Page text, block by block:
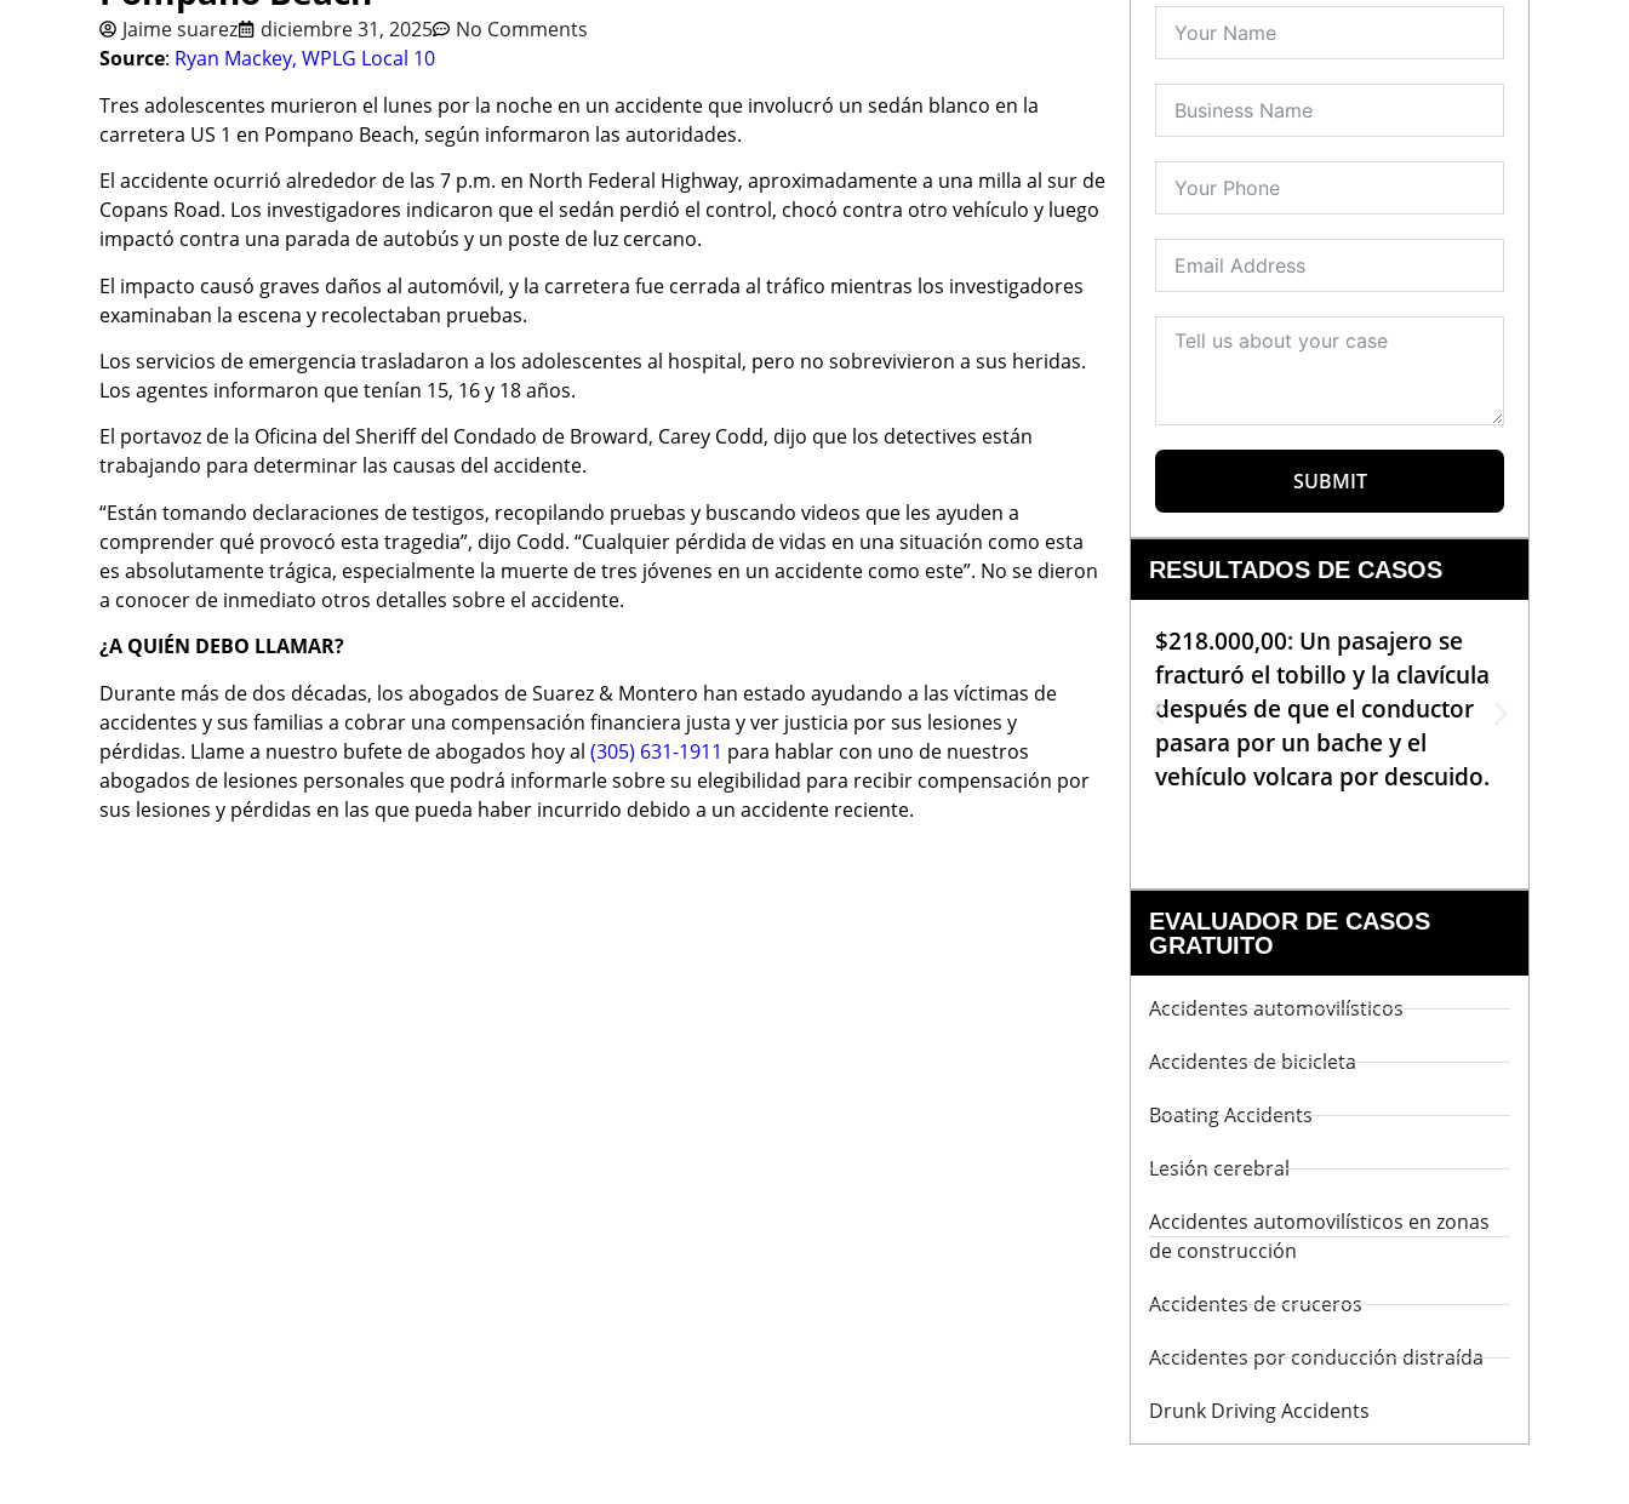
Jaime suarez diciembre 31, 2025
No Comments
Source: Ryan Mackey, WPLG Local 10
Tres adolescentes murieron el lunes por la noche en un accidente que involucró un sedán blanco en la
carretera US 1 en Pompano Beach, según informaron las autoridades.
El accidente ocurrió alrededor de las 7 p.m. en North Federal Highway, aproximadamente a una milla al sur de
Copans Road. Los investigadores indicaron que el sedán perdió el control, chocó contra otro vehículo y luego
impactó contra una parada de autobús y un poste de luz cercano.
El impacto causó graves daños al automóvil, y la carretera fue cerrada al tráfico mientras los investigadores
examinaban la escena y recolectaban pruebas.
Los servicios de emergencia trasladaron a los adolescentes al hospital, pero no sobrevivieron a sus heridas.
Los agentes informaron que tenían 15, 16 y 18 años.
El portavoz de la Oficina del Sheriff del Condado de Broward, Carey Codd, dijo que los detectives están
trabajando para determinar las causas del accidente.
“Están tomando declaraciones de testigos, recopilando pruebas y buscando videos que les ayuden a
comprender qué provocó esta tragedia”, dijo Codd. “Cualquier pérdida de vidas en una situación como esta
es absolutamente trágica, especialmente la muerte de tres jóvenes en un accidente como este”. No se dieron
a conocer de inmediato otros detalles sobre el accidente.
¿A QUIÉN DEBO LLAMAR?
Durante más de dos décadas, los abogados de Suarez & Montero han estado ayudando a las víctimas de
accidentes y sus familias a cobrar una compensación financiera justa y ver justicia por sus lesiones y
pérdidas. Llame a nuestro bufete de abogados hoy al (305) 631-1911 para hablar con uno de nuestros
abogados de lesiones personales que podrá informarle sobre su elegibilidad para recibir compensación por
sus lesiones y pérdidas en las que pueda haber incurrido debido a un accidente reciente.
SUBMIT
RESULTADOS DE CASOS
$218.000,00: Un pasajero se
fracturó el tobillo y la clavícula
después de que el conductor
pasara por un bache y el
vehículo volcara por descuido.
EVALUADOR DE CASOS
GRATUITO
Accidentes automovilísticos
Accidentes de bicicleta
Boating Accidents
Lesión cerebral
Accidentes automovilísticos en zonas
de construcción
Accidentes de cruceros
Accidentes por conducción distraída
Drunk Driving Accidents